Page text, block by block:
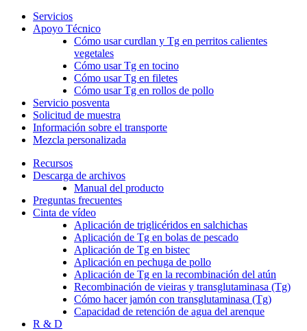
Servicios
Apoyo Técnico
Cómo usar curdlan y Tg en perritos calientes
vegetales
Cómo usar Tg en tocino
Cómo usar Tg en filetes
Cómo usar Tg en rollos de pollo
Servicio posventa
Solicitud de muestra
Información sobre el transporte
Mezcla personalizada
Recursos
Descarga de archivos
Manual del producto
Preguntas frecuentes
Cinta de vídeo
Aplicación de triglicéridos en salchichas
Aplicación de Tg en bolas de pescado
Aplicación de Tg en bistec
Aplicación en pechuga de pollo
Aplicación de Tg en la recombinación del atún
Recombinación de vieiras y transglutaminasa (Tg)
Cómo hacer jamón con transglutaminasa (Tg)
Capacidad de retención de agua del arenque
R & D